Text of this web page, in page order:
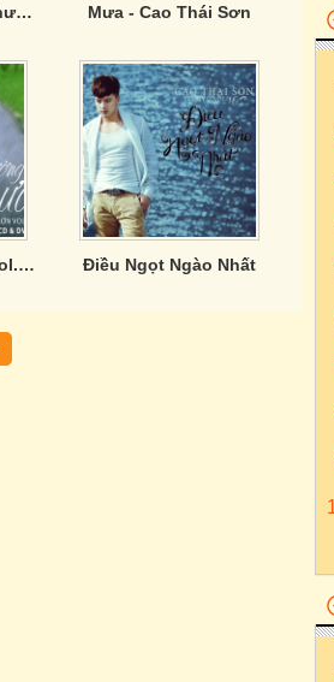
Anh Vẫn Yêu Em Như Ngày Đầu Tiên Mưa - Cao Thái Sơn
Con Đường Mưa (Vol. 7) Điều Ngọt Ngào Nhất